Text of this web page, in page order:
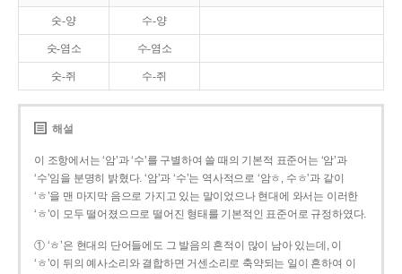
숫-양 수-양
숫-염소 수-염소
숫-쥐 수-쥐
해설
이 조항에서는 ‘암’과 ‘수’를 구별하여 쓸 때의 기본적 표준어는 ‘암’과
‘수’임을 분명히 밝혔다. ‘암’과 ‘수’는 역사적으로 ‘암ㅎ, 수ㅎ’과 같이
‘ㅎ’을 맨 마지막 음으로 가지고 있는 말이었으나 현대에 와서는 이러한
‘ㅎ’이 모두 떨어졌으므로 떨어진 형태를 기본적인 표준어로 규정하였다.
① ‘ㅎ’은 현대의 단어들에도 그 발음의 흔적이 많이 남아 있는데, 이
‘ㅎ’이 뒤의 예사소리와 결합하면 거센소리로 축약되는 일이 흔하여 이